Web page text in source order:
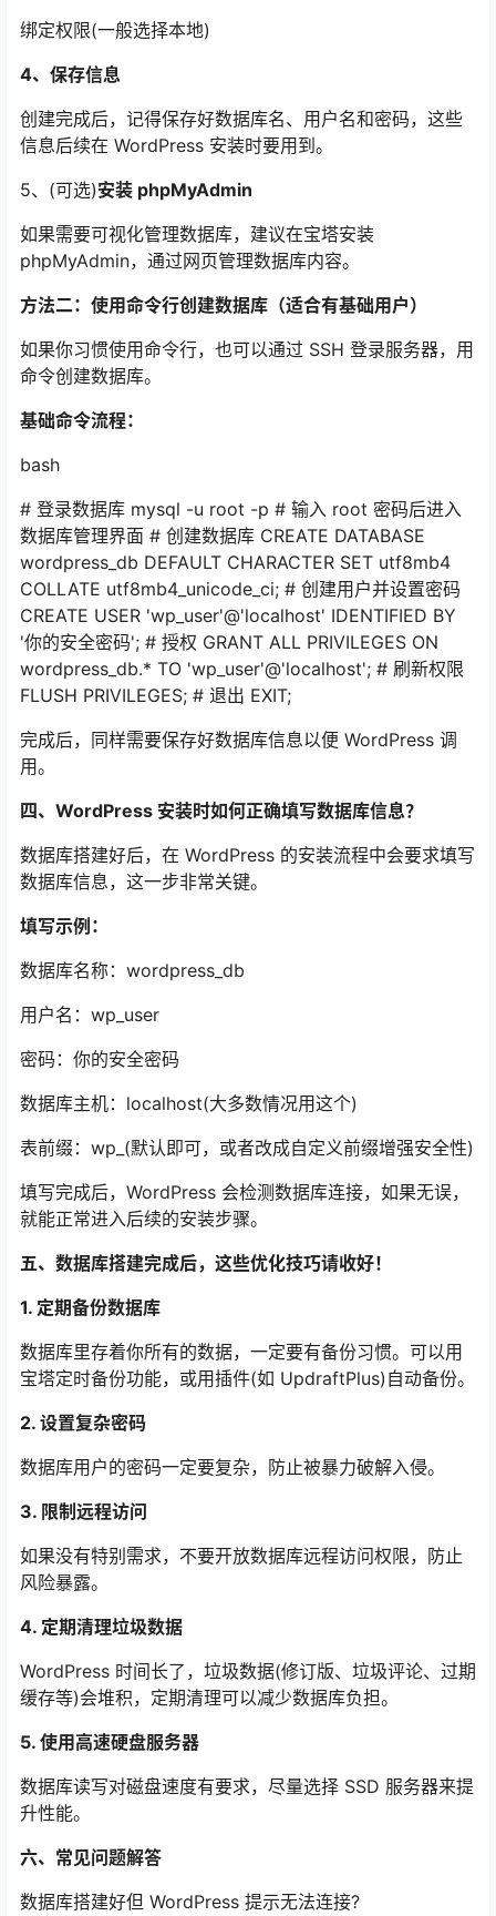
绑定权限(一般选择本地)
4、保存信息
创建完成后，记得保存好数据库名、用户名和密码，这些
信息后续在 WordPress 安装时要用到。
5、(可选)安装 phpMyAdmin
如果需要可视化管理数据库，建议在宝塔安装
phpMyAdmin，通过网页管理数据库内容。
方法二：使用命令行创建数据库（适合有基础用户）
如果你习惯使用命令行，也可以通过 SSH 登录服务器，用
命令创建数据库。
基础命令流程：
bash
# 登录数据库 mysql -u root -p # 输入 root 密码后进入
数据库管理界面 # 创建数据库 CREATE DATABASE
wordpress_db DEFAULT CHARACTER SET utf8mb4
COLLATE utf8mb4_unicode_ci; # 创建用户并设置密码
CREATE USER 'wp_user'@'localhost' IDENTIFIED BY
'你的安全密码'; # 授权 GRANT ALL PRIVILEGES ON
wordpress_db.* TO 'wp_user'@'localhost'; # 刷新权限
FLUSH PRIVILEGES; # 退出 EXIT;
完成后，同样需要保存好数据库信息以便 WordPress 调
用。
四、WordPress 安装时如何正确填写数据库信息？
数据库搭建好后，在 WordPress 的安装流程中会要求填写
数据库信息，这一步非常关键。
填写示例：
数据库名称：wordpress_db
用户名：wp_user
密码：你的安全密码
数据库主机：localhost(大多数情况用这个)
表前缀：wp_(默认即可，或者改成自定义前缀增强安全性)
填写完成后，WordPress 会检测数据库连接，如果无误，
就能正常进入后续的安装步骤。
五、数据库搭建完成后，这些优化技巧请收好！
1. 定期备份数据库
数据库里存着你所有的数据，一定要有备份习惯。可以用
宝塔定时备份功能，或用插件(如 UpdraftPlus)自动备份。
2. 设置复杂密码
数据库用户的密码一定要复杂，防止被暴力破解入侵。
3. 限制远程访问
如果没有特别需求，不要开放数据库远程访问权限，防止
风险暴露。
4. 定期清理垃圾数据
WordPress 时间长了，垃圾数据(修订版、垃圾评论、过期
缓存等)会堆积，定期清理可以减少数据库负担。
5. 使用高速硬盘服务器
数据库读写对磁盘速度有要求，尽量选择 SSD 服务器来提
升性能。
六、常见问题解答
数据库搭建好但 WordPress 提示无法连接?